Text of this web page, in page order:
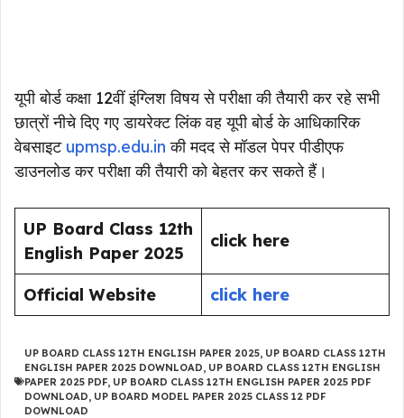
यूपी बोर्ड कक्षा 12वीं इंग्लिश विषय से परीक्षा की तैयारी कर रहे सभी
छात्रों नीचे दिए गए डायरेक्ट लिंक वह यूपी बोर्ड के आधिकारिक
वेबसाइट upmsp.edu.in की मदद से मॉडल पेपर पीडीएफ
डाउनलोड कर परीक्षा की तैयारी को बेहतर कर सकते हैं।
UP Board Class 12th
English Paper 2025
click here
Official Website click here
UP BOARD CLASS 12TH ENGLISH PAPER 2025, UP BOARD CLASS 12TH
ENGLISH PAPER 2025 DOWNLOAD, UP BOARD CLASS 12TH ENGLISH
PAPER 2025 PDF, UP BOARD CLASS 12TH ENGLISH PAPER 2025 PDF
DOWNLOAD, UP BOARD MODEL PAPER 2025 CLASS 12 PDF
DOWNLOAD